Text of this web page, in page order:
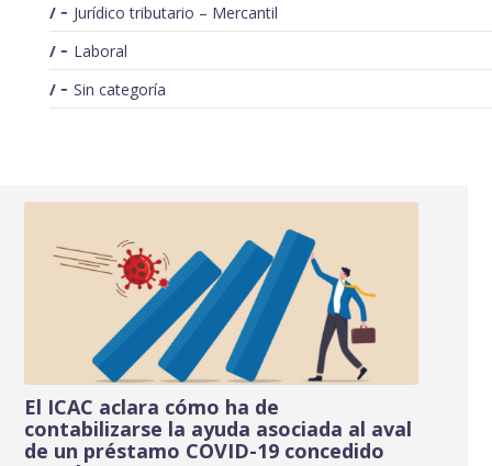
Jurídico tributario – Mercantil
Laboral
Sin categoría
El ICAC aclara cómo ha de
contabilizarse la ayuda asociada al aval
de un préstamo COVID-19 concedido